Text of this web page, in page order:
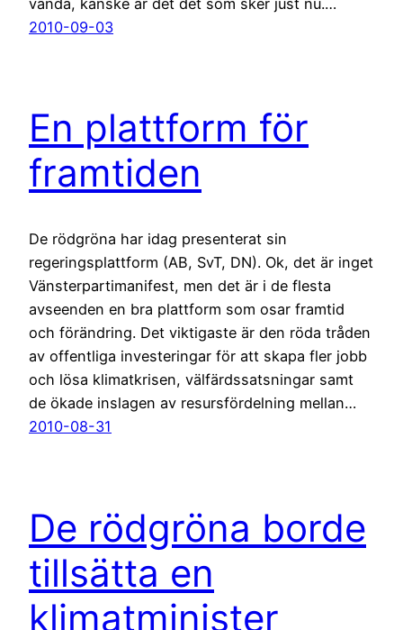
2010-09-03
En plattform för
framtiden
De rödgröna har idag presenterat sin
regeringsplattform (AB, SvT, DN). Ok, det är inget
Vänsterpartimanifest, men det är i de flesta
avseenden en bra plattform som osar framtid
och förändring. Det viktigaste är den röda tråden
av offentliga investeringar för att skapa fler jobb
och lösa klimatkrisen, välfärdssatsningar samt
de ökade inslagen av resursfördelning mellan…
2010-08-31
De rödgröna borde
tillsätta en
klimatminister